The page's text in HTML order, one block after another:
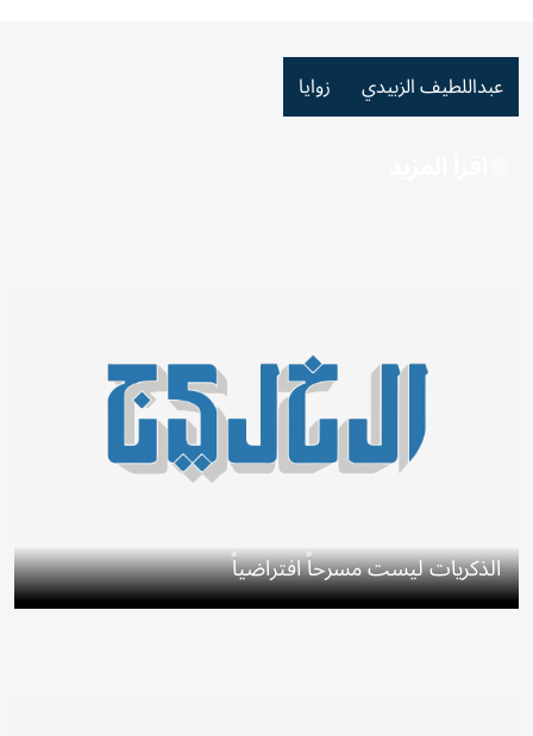
عبداللطيف الزبيدي زوايا
الذكريات ليست مسرحاً افتراضياً